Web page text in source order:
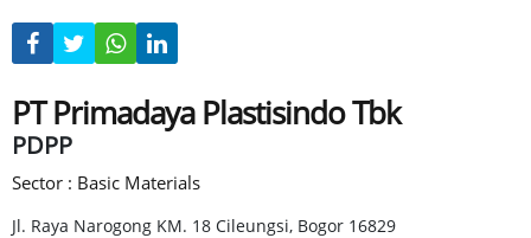
PT Primadaya Plastisindo Tbk
PDPP
Sector : Basic Materials
Jl. Raya Narogong KM. 18 Cileungsi, Bogor 16829